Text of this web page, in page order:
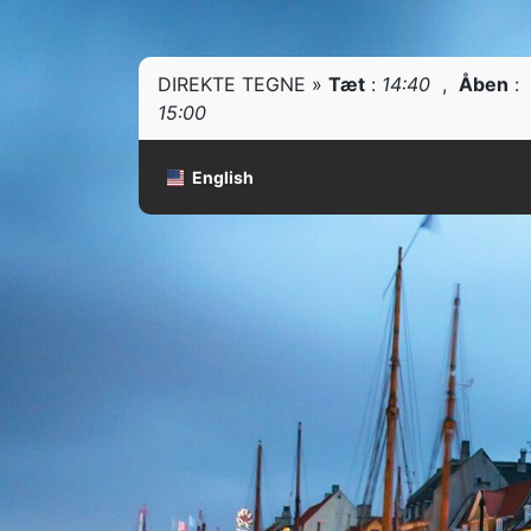
DIREKTE TEGNE » Tæt : 14:40 , Åben :
15:00
English